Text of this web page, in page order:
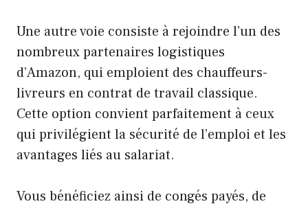
Une autre voie consiste à rejoindre l’un des
nombreux partenaires logistiques
d’Amazon, qui emploient des chauffeurs-
livreurs en contrat de travail classique.
Cette option convient parfaitement à ceux
qui privilégient la sécurité de l’emploi et les
avantages liés au salariat.
Vous bénéficiez ainsi de congés payés, de